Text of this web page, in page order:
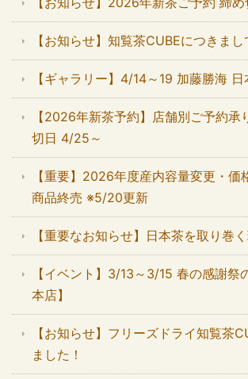
【お知らせ】知覧茶CUBEにつきまし
【ギャラリー】4/14～19 加藤勝海
【2026年新茶予約】店舗別ご予約承
切日 4/25～
【重要】2026年度産内容量変更・価
商品終売 ※5/20更新
【重要なお知らせ】日本茶を取り巻
【イベント】3/13～3/15 春の感謝祭
本店】
【お知らせ】フリーズドライ知覧茶
ました！